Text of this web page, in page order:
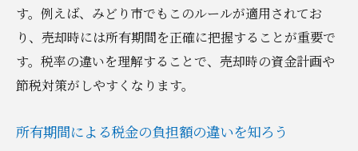
す。例えば、みどり市でもこのルールが適用されてお
り、売却時には所有期間を正確に把握することが重要で
す。税率の違いを理解することで、売却時の資金計画や
節税対策がしやすくなります。
所有期間による税金の負担額の違いを知ろう